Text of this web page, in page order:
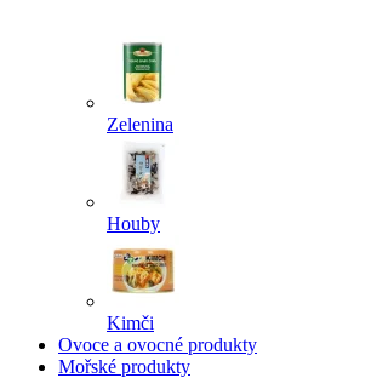
Zelenina
Houby
Kimči
Ovoce a ovocné produkty
Mořské produkty